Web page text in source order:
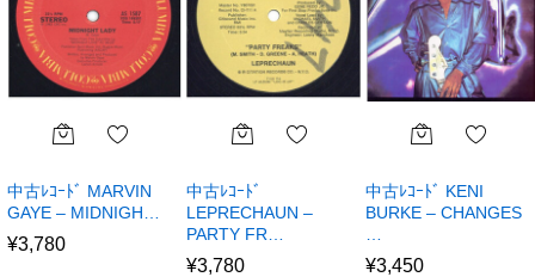
中古ﾚｺｰﾄﾞ MARVIN
GAYE – MIDNIGH…
¥3,780
中古ﾚｺｰﾄﾞ
LEPRECHAUN –
PARTY FR…
¥3,780
中古ﾚｺｰﾄﾞ KENI
BURKE – CHANGES
¥3,450